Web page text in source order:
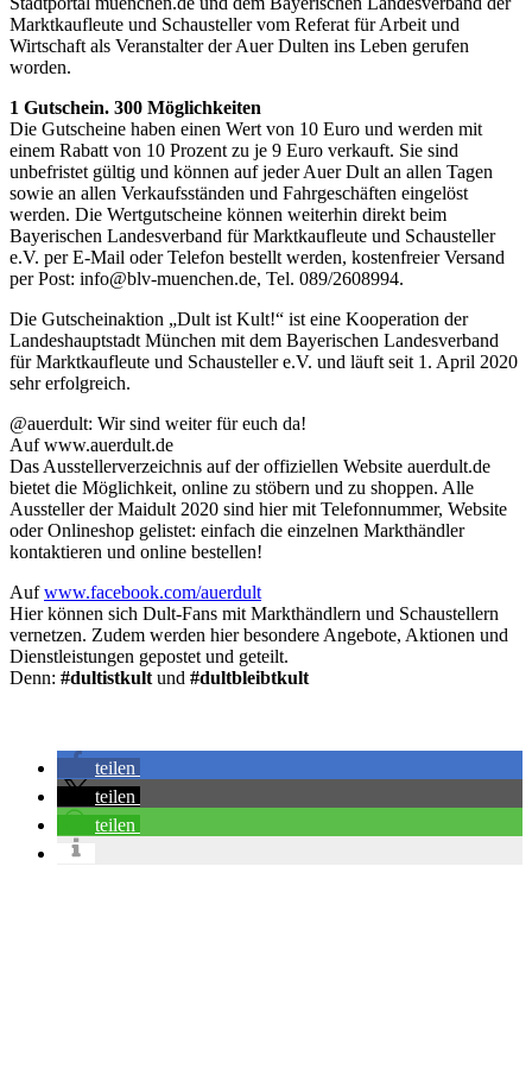
Marktkaufleute und Schausteller vom Referat für Arbeit und
Wirtschaft als Veranstalter der Auer Dulten ins Leben gerufen
worden.
1 Gutschein. 300 Möglichkeiten
Die Gutscheine haben einen Wert von 10 Euro und werden mit
einem Rabatt von 10 Prozent zu je 9 Euro verkauft. Sie sind
unbefristet gültig und können auf jeder Auer Dult an allen Tagen
sowie an allen Verkaufsständen und Fahrgeschäften eingelöst
werden. Die Wertgutscheine können weiterhin direkt beim
Bayerischen Landesverband für Marktkaufleute und Schausteller
e.V. per E-Mail oder Telefon bestellt werden, kostenfreier Versand
per Post: info@blv-muenchen.de, Tel. 089/2608994.
Die Gutscheinaktion „Dult ist Kult!“ ist eine Kooperation der
Landeshauptstadt München mit dem Bayerischen Landesverband
für Marktkaufleute und Schausteller e.V. und läuft seit 1. April 2020
sehr erfolgreich.
@auerdult: Wir sind weiter für euch da!
Auf www.auerdult.de
Das Ausstellerverzeichnis auf der offiziellen Website auerdult.de
bietet die Möglichkeit, online zu stöbern und zu shoppen. Alle
Aussteller der Maidult 2020 sind hier mit Telefonnummer, Website
oder Onlineshop gelistet: einfach die einzelnen Markthändler
kontaktieren und online bestellen!
Aufwww.facebook.com/auerdult
Hier können sich Dult-Fans mit Markthändlern und Schaustellern
vernetzen. Zudem werden hier besondere Angebote, Aktionen und
Dienstleistungen gepostet und geteilt.
Denn: #dultistkult und #dultbleibtkult
teilen
teilen
teilen